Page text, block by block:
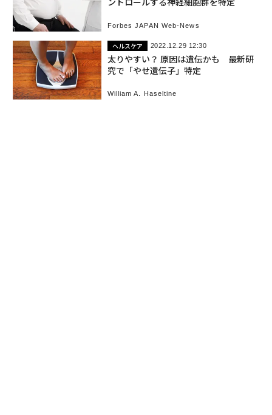
Forbes JAPAN Web-News
ヘルスケア 2022.12.29 12:30
太りやすい？ 原因は遺伝かも 最新研
究で「やせ遺伝子」特定
William A. Haseltine